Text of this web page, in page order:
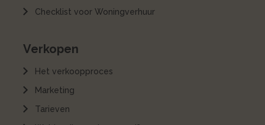
Checklist voor Woningverhuur
Verkopen
Het verkoopproces
Marketing
Tarieven